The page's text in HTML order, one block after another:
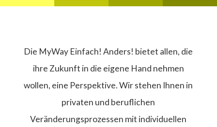
Die MyWay Einfach! Anders! bietet allen, die
ihre Zukunft in die eigene Hand nehmen
wollen, eine Perspektive. Wir stehen Ihnen in
privaten und beruflichen
Veränderungsprozessen mit individuellen